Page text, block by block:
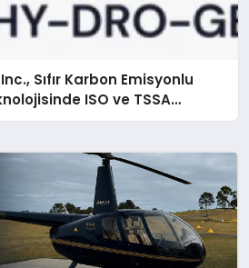
Sıfır Karbon Emisyonlu
ISO ve TSSA
Aldı